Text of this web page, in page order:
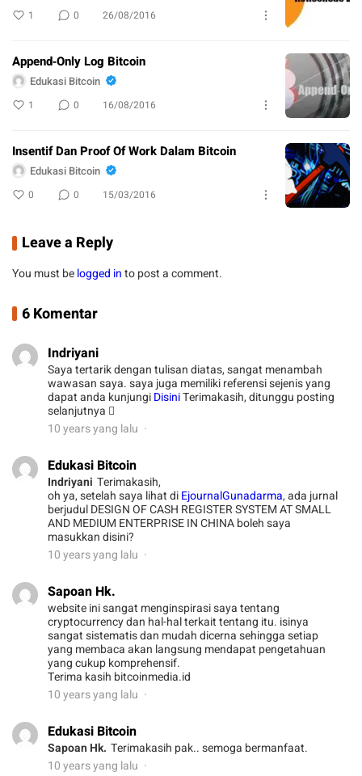
1 0 26/08/2016
Append‐Only Log Bitcoin
Edukasi Bitcoin
1 0 16/08/2016
Insentif Dan Proof Of Work Dalam Bitcoin
Edukasi Bitcoin
0 0 15/03/2016
Leave a Reply
You must belogged into post a comment.
6 Komentar
Indriyani
Saya tertarik dengan tulisan diatas, sangat menambah
wawasan saya. saya juga memiliki referensi sejenis yang
dapat anda kunjungiDisiniTerimakasih, ditunggu posting
selanjutnya 
10 years yang lalu
Edukasi Bitcoin
Indriyani Terimakasih,
oh ya, setelah saya lihat diEjournalGunadarma, ada jurnal
berjudul DESIGN OF CASH REGISTER SYSTEM AT SMALL
AND MEDIUM ENTERPRISE IN CHINA boleh saya
masukkan disini?
10 years yang lalu
Sapoan Hk.
website ini sangat menginspirasi saya tentang
cryptocurrency dan hal-hal terkait tentang itu. isinya
sangat sistematis dan mudah dicerna sehingga setiap
yang membaca akan langsung mendapat pengetahuan
yang cukup komprehensif.
Terima kasih bitcoinmedia.id
10 years yang lalu
Edukasi Bitcoin
Sapoan Hk. Terimakasih pak.. semoga bermanfaat.
10 years yang lalu